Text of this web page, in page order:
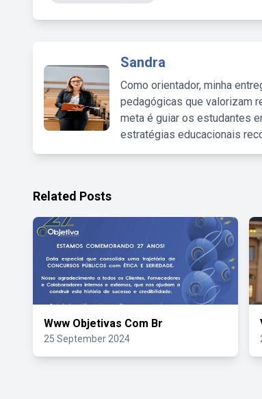
Sandra
Como orientador, minha
pedagógicas que valorizam
meta é guiar os estudantes
estratégias educacionais
Related Posts
Www Objetivas Com Br
25 September 2024